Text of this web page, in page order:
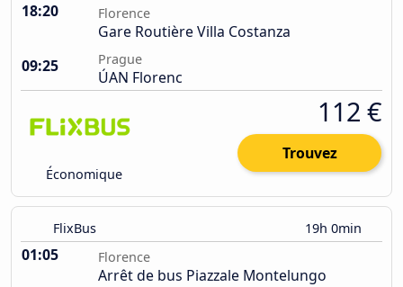
18:20 Florence
Gare Routière Villa Costanza
09:25
Prague
ÚAN Florenc
Économique
112 €
Trouvez
FlixBus 19h 0min
01:05 Florence
Arrêt de bus Piazzale Montelungo